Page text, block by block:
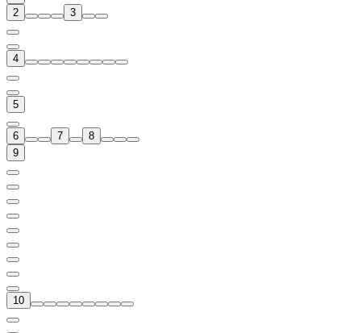
2
3
4
5
6 7
8
9
10